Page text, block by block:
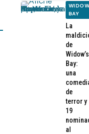
BAY
La
de
Widow’s
Bay:
una
de
terror y
19
al